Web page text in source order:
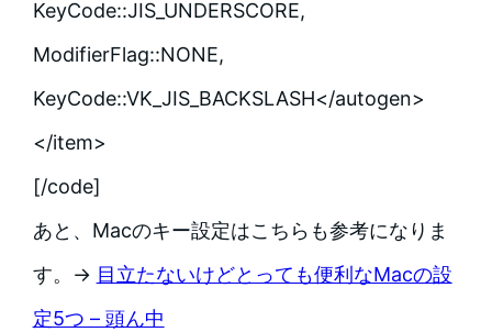
KeyCode::JIS_UNDERSCORE,
ModifierFlag::NONE,
KeyCode::VK_JIS_BACKSLASH</autogen>
</item>
[/code]
あと、Macのキー設定はこちらも参考になりま
す。→ 目立たないけどとっても便利なMacの設
定5つ – 頭ん中